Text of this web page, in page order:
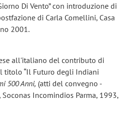
Di Vento” con introduzione di
di Carla Comellini, Casa
2001.
all'italiano del contributo di
titolo “Il Futuro degli Indiani
500 Anni, (atti del convegno -
Soconas Incomindios Parma, 1993,